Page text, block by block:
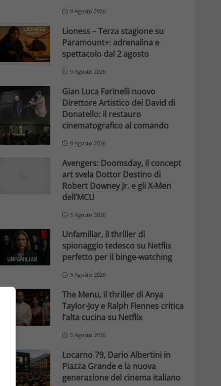
9 Agosto 2026
Lioness – Terza stagione su
Paramount+: adrenalina e
spettacolo dal 2 agosto
9 Agosto 2026
Gian Luca Farinelli nuovo
Direttore Artistico dei David di
Donatello: il restauro
cinematografico al comando
9 Agosto 2026
Avengers: Doomsday, il concept
art svela Dottor Destino di
Robert Downey Jr. e gli X-Men
dell’MCU
5 Agosto 2026
Unfamiliar, il thriller di
spionaggio tedesco su Netflix
perfetto per il binge-watching
5 Agosto 2026
The Menu, il thriller di Anya
Taylor-Joy e Ralph Fiennes critica
l’alta cucina su Netflix
5 Agosto 2026
Locarno 79, Dario Albertini in
Piazza Grande e la nuova
generazione del cinema italiano